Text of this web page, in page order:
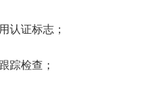
认证标志；
踪检查；